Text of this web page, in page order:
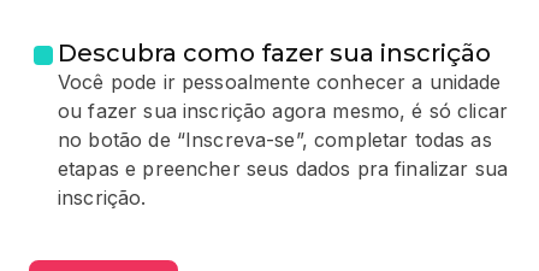
Descubra como fazer sua inscrição
Você pode ir pessoalmente conhecer a unidade
ou fazer sua inscrição agora mesmo, é só clicar
no botão de “Inscreva-se”, completar todas as
etapas e preencher seus dados pra finalizar sua
inscrição.